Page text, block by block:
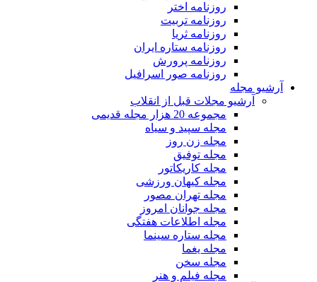
روزنامه اختر
روزنامه تربیت
روزنامه ثریا
روزنامه ستاره ایران
روزنامه پرورش
روزنامه صور اسرافیل
آرشیو مجله
آرشیو مجلات قبل از انقلاب
مجموعه 20 هزار مجله قدیمی
مجله سپید و سیاه
مجله زن روز
مجله توفیق
مجله کاریکاتور
مجله کیهان ورزشی
مجله تهران مصور
مجله جوانان امروز
مجله اطلاعات هفتگی
مجله ستاره سینما
مجله یغما
مجله سخن
مجله فیلم و هنر